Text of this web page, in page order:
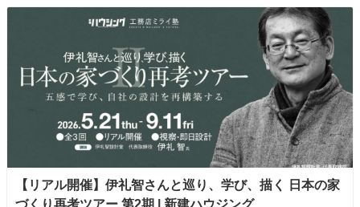
【リアル開催】伊礼智さんと巡り、学び、描く 日本の家
づくり再考ツアー 第2期 | 新建ハウジング